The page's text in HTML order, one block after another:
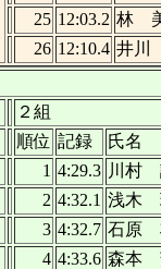
25 12:03.2 林
26 12:10.4 井川
２組
順位 記録
氏名
1 4:29.3 川村
2 4:32.1 浅木
3 4:32.7 石原
4 4:33.6 森本